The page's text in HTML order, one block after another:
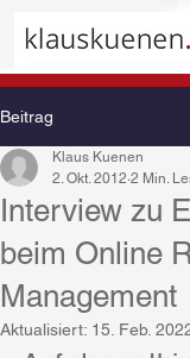
Beitrag
Interview zu
beim Online
Management
Klaus Kuenen
2. Okt. 2012 2 Min.
Aktualisiert: 15. Feb.